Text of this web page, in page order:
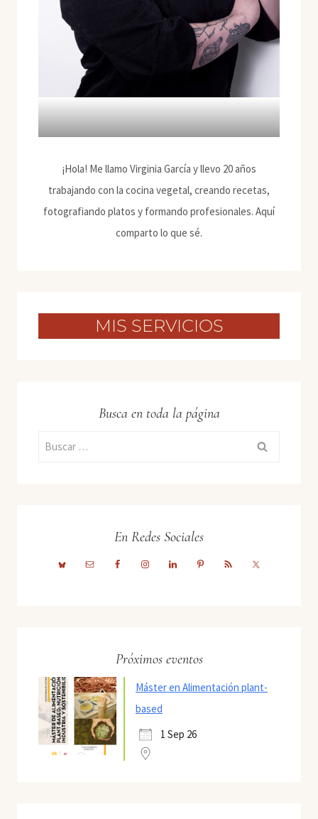
¡Hola! Me llamo Virginia García y llevo 20 años
trabajando con la cocina vegetal, creando recetas,
fotografiando platos y formando profesionales. Aquí
comparto lo que sé.
MIS SERVICIOS
Busca en toda la página
Buscar:
En Redes Sociales
Próximos eventos
Máster en Alimentación plant-
based
1 Sep 26